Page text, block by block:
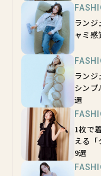
ラン
ャミ
ラン
シンプ
選
1枚で
える「
9選